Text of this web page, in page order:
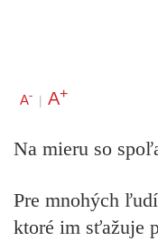
A- | A+
Na mieru so
Pre mnohých
ktoré im sťažuje